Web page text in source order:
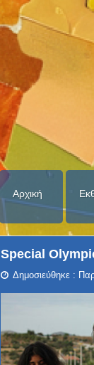
Αρχική
Special
Δημοσιεύθηκε :